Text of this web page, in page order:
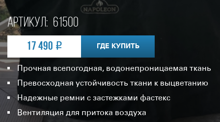
Артикул: 61500
17 490 ГДЕ КУПИТЬ
Прочная всепогодная, водонепроницаемая ткань
Превосходная устойчивость ткани к выцветанию
Надежные ремни с застежками фастекс
Вентиляция для притока воздуха